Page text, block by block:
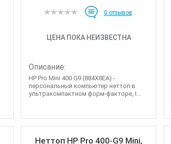
0 отзывов
ЦЕНА ПОКА НЕИЗВЕСТНА
Описание:
HP Pro Mini 400 G9 (884X8EA) -
персональный компьютер неттоп в
ультракомпактном форм-факторе, I...
Неттоп HP Pro 400-G9 Mini,